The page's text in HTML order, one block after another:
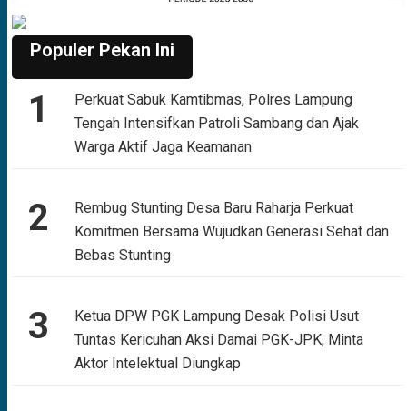
Populer Pekan Ini
1
Perkuat Sabuk Kamtibmas, Polres Lampung
Tengah Intensifkan Patroli Sambang dan Ajak
Warga Aktif Jaga Keamanan
2
Rembug Stunting Desa Baru Raharja Perkuat
Komitmen Bersama Wujudkan Generasi Sehat dan
Bebas Stunting
3
Ketua DPW PGK Lampung Desak Polisi Usut
Tuntas Kericuhan Aksi Damai PGK-JPK, Minta
Aktor Intelektual Diungkap